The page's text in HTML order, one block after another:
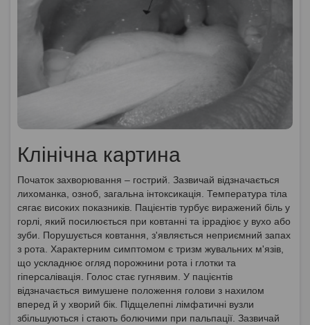
Клінічна картина
Початок захворювання – гострий. Зазвичай відзначається
лихоманка, озноб, загальна інтоксикація. Температура тіла
сягає високих показників. Пацієнтів турбує виражений біль у
горлі, який посилюється при ковтанні та іррадіює у вухо або
зуби. Порушується ковтання, з'являється неприємний запах
з рота. Характерним симптомом є тризм жувальних м'язів,
що ускладнює огляд порожнини рота і глотки та
гіперсалівація. Голос стає гугнявим. У пацієнтів
відзначається вимушене положення голови з нахилом
вперед й у хворий бік. Підщелепні лімфатичні вузли
збільшуються і стають болючими при пальпації. Зазвичай